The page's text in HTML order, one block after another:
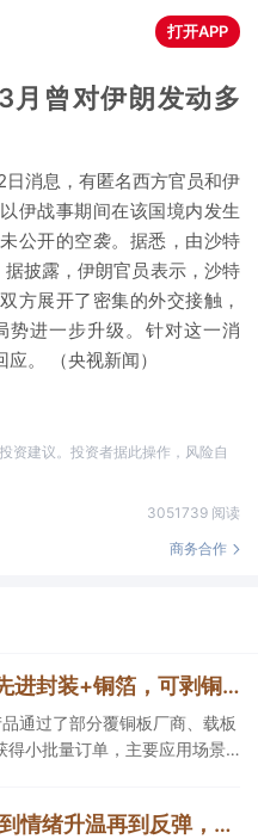
打开APP
月曾对伊朗发动多
消息，有匿名西方官员和伊
伊战事期间在该国境内发生
公开的空袭。据悉，由沙特
披露，伊朗官员表示，沙特
方展开了密集的外交接触，
进一步升级。针对这一消
。 （央视新闻）
资建议。投资者据此操作，风险自
3051739 阅读
商务合作
【机构龙虎榜解读】PCB+先进封装+铜箔，可剥铜产品通过了部分覆铜板厂商、载板厂商及相关芯片终端的认证，持续获得小批量订单，主要应用场景包括芯片封装光模块用PCB，机构大额净买入这家公司
通过了部分覆铜板厂商、载板
得小批量订单，主要应用场景
与基因治疗产品商业化受托生【九点特供周回顾】从超跌到情绪升温再到反弹，栏目梳理AI应用题材逻辑，AI教育人气公司解读后获4连板